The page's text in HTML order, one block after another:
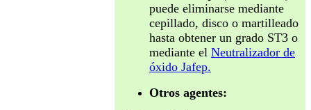
puede eliminarse mediante
cepillado, disco o martilleado
hasta obtener un grado ST3 o
mediante el Neutralizador de
óxido Jafep.
Otros agentes: